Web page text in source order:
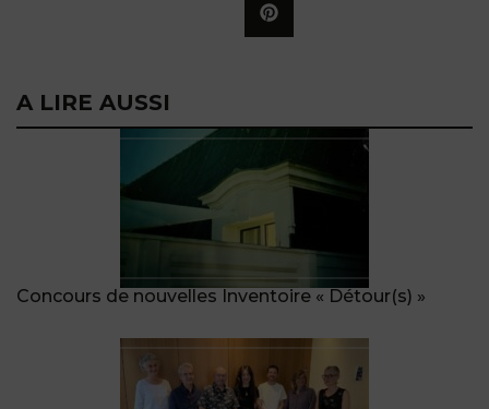
A LIRE AUSSI
Concours de nouvelles Inventoire « Détour(s) »